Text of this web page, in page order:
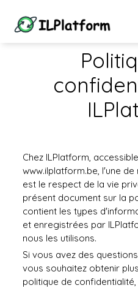
Chez ILPlatform,
www.ilplatform.be, l'une
est le respect de la vie
présent document sur la
contient les types
et enregistrées par
nous les utilisons.
Si vous avez des
vous souhaitez obtenir
politique de